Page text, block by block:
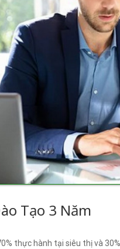
Tạo 3 Năm
thực hành tại siêu thị và